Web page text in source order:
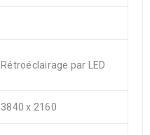
Rétroéclairage par LED
3840 x 2160